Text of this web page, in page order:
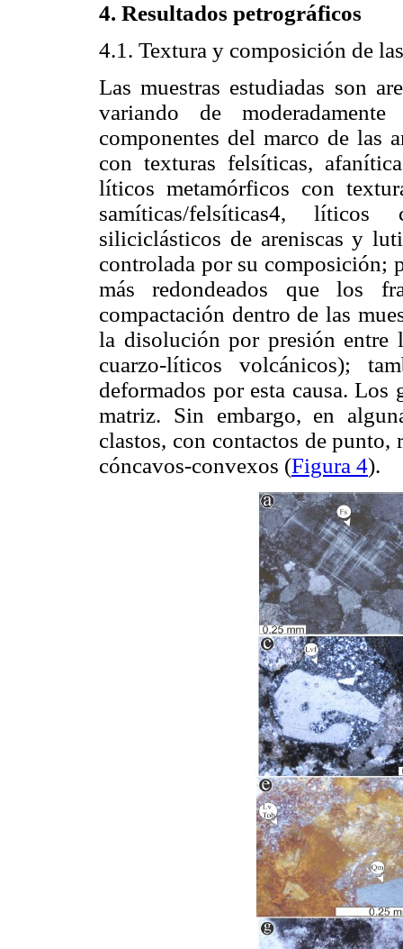
4. Resultados petrográficos
4.1. Textura y composición de
Las muestras estudiadas son
variando de
componentes del marco de las
con texturas felsíticas,
líticos metamórficos con
samíticas/felsíticas4, líticos
siliciclásticos de areniscas y
controlada por su composición;
más redondeados que los
compactación dentro de las
la disolución por presión entre
cuarzo-líticos volcánicos);
deformados por esta causa. Los
matriz. Sin embargo, en
clastos, con contactos de punto,
cóncavos-convexos (Figura 4).